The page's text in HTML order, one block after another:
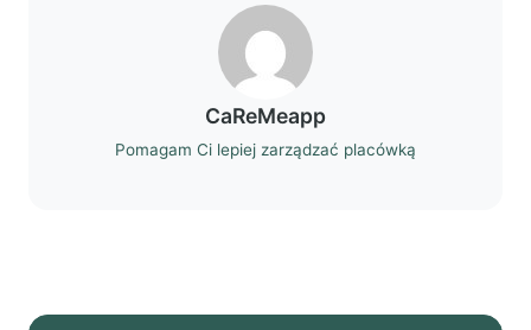
CaReMeapp
Pomagam Ci lepiej zarządzać placówką